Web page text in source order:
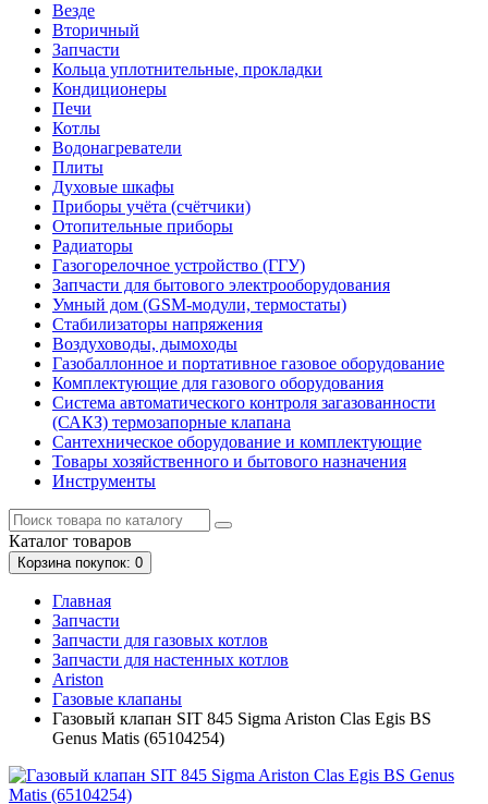
Везде
Вторичный
Запчасти
Кольца уплотнительные, прокладки
Кондиционеры
Печи
Котлы
Водонагреватели
Плиты
Духовые шкафы
Приборы учёта (счётчики)
Отопительные приборы
Радиаторы
Газогорелочное устройство (ГГУ)
Запчасти для бытового электрооборудования
Умный дом (GSM-модули, термостаты)
Cтабилизаторы напряжения
Воздуховоды, дымоходы
Газобаллонное и портативное газовое оборудование
Комплектующие для газового оборудования
Система автоматического контроля загазованности
(САКЗ) термозапорные клапана
Сантехническое оборудование и комплектующие
Товары хозяйственного и бытового назначения
Инструменты
Каталог товаров
Корзинапокупок: 0
Главная
Запчасти
Запчасти для газовых котлов
Запчасти для настенных котлов
Ariston
Газовые клапаны
Газовый клапан SIT 845 Sigma Ariston Clas Egis BS
Genus Matis (65104254)